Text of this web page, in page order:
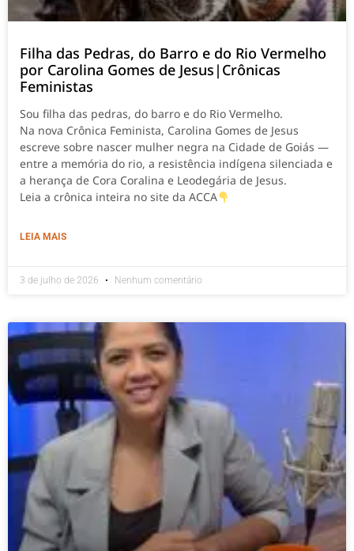
Filha das Pedras, do Barro e do Rio Vermelho
por Carolina Gomes de Jesus|Crônicas
Feministas
Sou filha das pedras, do barro e do Rio Vermelho.
Na nova Crônica Feminista, Carolina Gomes de Jesus
escreve sobre nascer mulher negra na Cidade de Goiás —
entre a memória do rio, a resistência indígena silenciada e
a herança de Cora Coralina e Leodegária de Jesus.
Leia a crônica inteira no site da ACCA
LEIA MAIS
3 de julho de 2026 Nenhum comentário